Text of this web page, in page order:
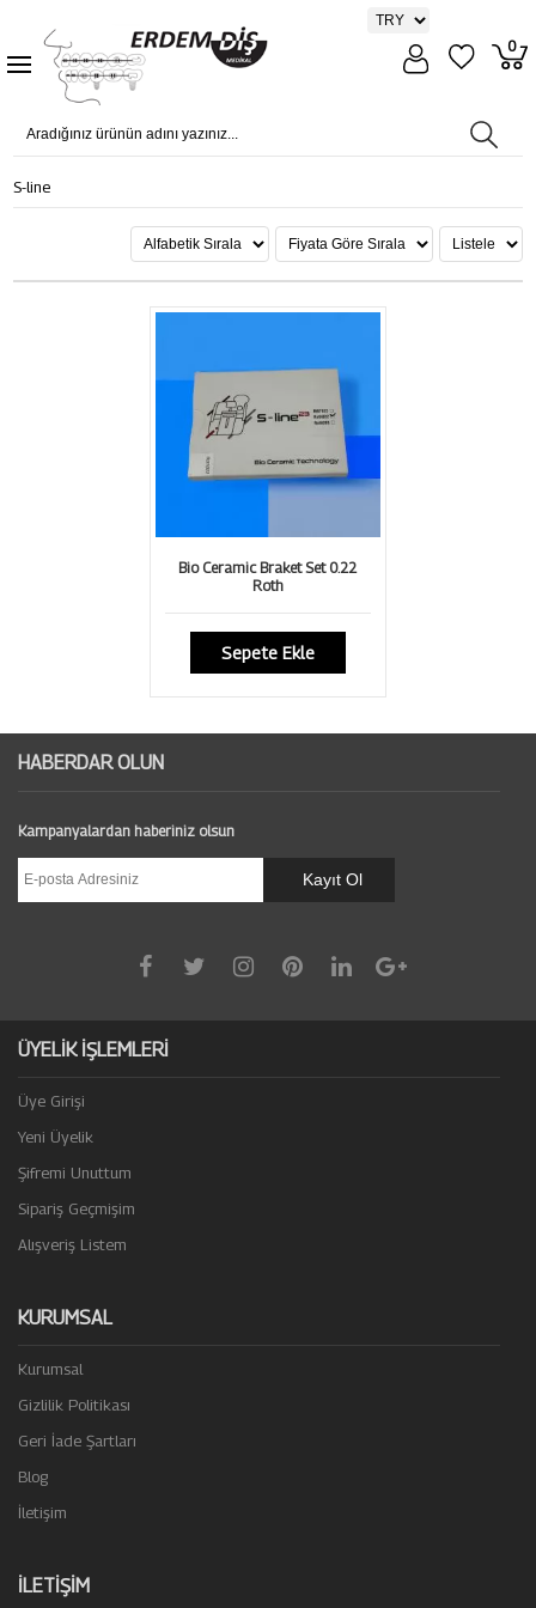
0
S-line
Bio Ceramic Braket Set 0.22
Roth
Sepete Ekle
HABERDAR OLUN
Kampanyalardan haberiniz olsun
ÜYELİK İŞLEMLERİ
Üye Girişi
Yeni Üyelik
Şifremi Unuttum
Sipariş Geçmişim
Alışveriş Listem
KURUMSAL
Kurumsal
Gizlilik Politikası
Geri İade Şartları
Blog
İletişim
İLETIŞIM